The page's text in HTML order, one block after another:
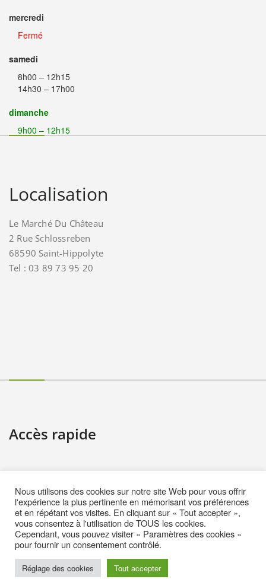
mercredi
Fermé
samedi
8h00 – 12h15
14h30 – 17h00
dimanche
9h00 – 12h15
Localisation
Le Marché Du Château
2 Rue Schlossreben
68590 Saint-Hippolyte
Tel : 03 89 73 95 20
Accès rapide
Informations pratiques
Mentions Légales
Politique de cookies (EU)
Nous utilisons des cookies sur notre site Web pour vous offrir
l'expérience la plus pertinente en mémorisant vos préférences
et en répétant vos visites. En cliquant sur « Tout accepter »,
vous consentez à l'utilisation de TOUS les cookies.
Cependant, vous pouvez visiter « Paramètres des cookies »
pour fournir un consentement contrôlé.
Réglage des cookies Tout accepter